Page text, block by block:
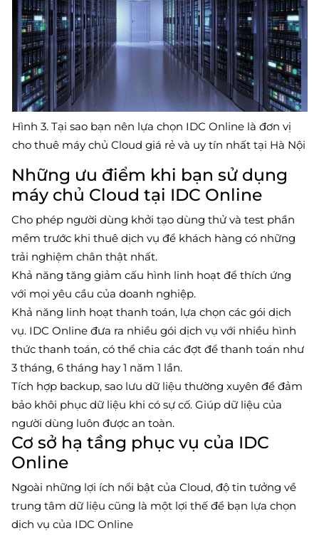
Hình 3. Tại sao bạn nên lựa chọn IDC Online là đơn vị
cho thuê máy chủ Cloud giá rẻ và uy tín nhất tại Hà Nội
Những ưu điểm khi bạn sử dụng
máy chủ Cloud tại IDC Online
Cho phép người dùng khởi tạo dùng thử và test phần
mềm trước khi thuê dịch vụ để khách hàng có những
trải nghiệm chân thật nhất.
Khả năng tăng giảm cấu hình linh hoạt để thích ứng
với mọi yêu cầu của doanh nghiệp.
Khả năng linh hoạt thanh toán, lựa chọn các gói dịch
vụ. IDC Online đưa ra nhiều gói dịch vụ với nhiều hình
thức thanh toán, có thể chia các đợt để thanh toán như
3 tháng, 6 tháng hay 1 năm 1 lần.
Tích hợp backup, sao lưu dữ liệu thường xuyên để đảm
bảo khôi phục dữ liệu khi có sự cố. Giúp dữ liệu của
người dùng luôn được an toàn.
Cơ sở hạ tầng phục vụ của IDC
Online
Ngoài những lợi ích nổi bật của Cloud, độ tin tưởng về
trung tâm dữ liệu cũng là một lợi thế để bạn lựa chọn
dịch vụ của IDC Online